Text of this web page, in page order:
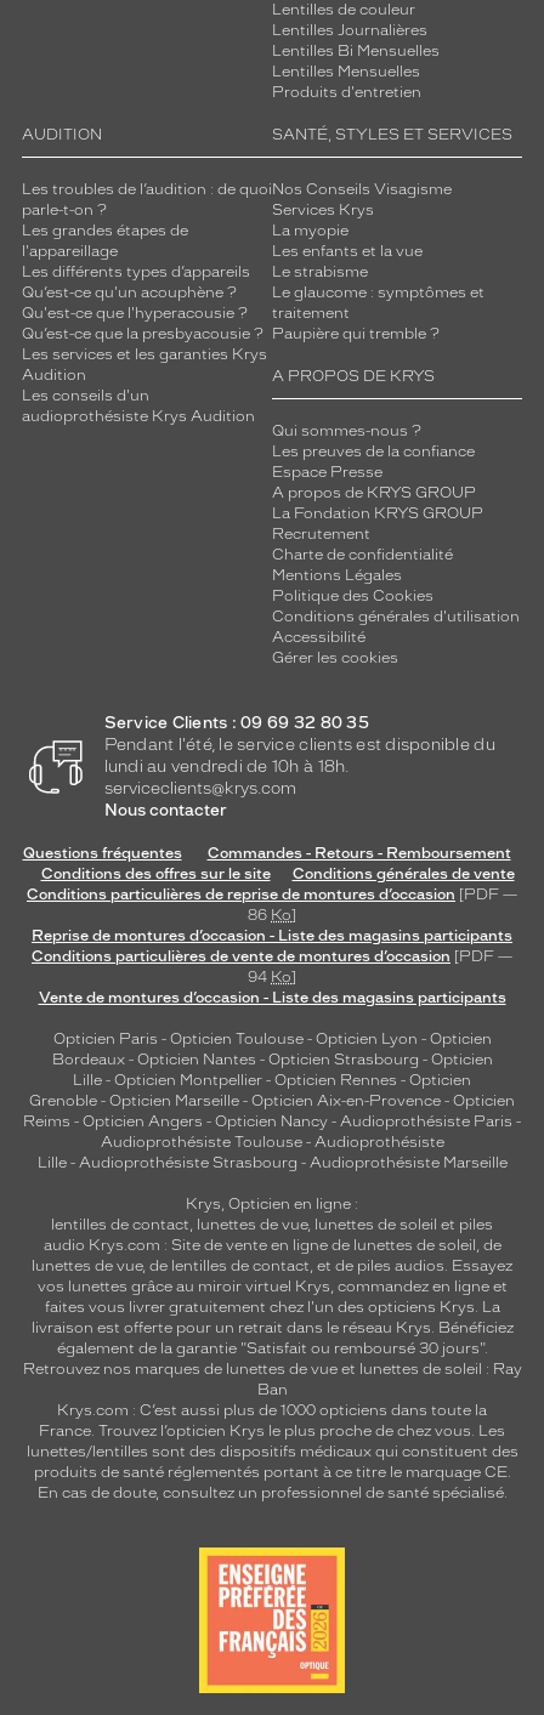
Lentilles de couleur
Lentilles Journalières
Lentilles Bi Mensuelles
Lentilles Mensuelles
Produits d'entretien
AUDITION
Les troubles de l’audition : de quoi
parle-t-on ?
Les grandes étapes de
l'appareillage
Les différents types d’appareils
Qu’est-ce qu'un acouphène ?
Qu'est-ce que l'hyperacousie ?
Qu’est-ce que la presbyacousie ?
Les services et les garanties Krys
Audition
Les conseils d'un
audioprothésiste Krys Audition
SANTÉ, STYLES ET SERVICES
Nos Conseils Visagisme
Services Krys
La myopie
Les enfants et la vue
Le strabisme
Le glaucome : symptômes et
traitement
Paupière qui tremble ?
A PROPOS DE KRYS
Qui sommes-nous ?
Les preuves de la confiance
Espace Presse
A propos de KRYS GROUP
La Fondation KRYS GROUP
Recrutement
Charte de confidentialité
Mentions Légales
Politique des Cookies
Conditions générales d'utilisation
Accessibilité
Gérer les cookies
Service Clients : 09 69 32 80 35
Pendant l'été, le service clients est disponible du
lundi au vendredi de 10h à 18h.
serviceclients@krys.com
Nous contacter
Questions fréquentes
Commandes - Retours - Remboursement
Conditions des offres sur le site
Conditions générales de vente
Conditions particulières de reprise de montures d’occasion [PDF —
86 Ko]
Reprise de montures d’occasion - Liste des magasins participants
Conditions particulières de vente de montures d’occasion [PDF —
94 Ko]
Vente de montures d’occasion - Liste des magasins participants
Opticien Paris - Opticien Toulouse- Opticien Lyon - Opticien
Bordeaux- Opticien Nantes - Opticien Strasbourg - Opticien
Lille - Opticien Montpellier - Opticien Rennes - Opticien
Grenoble - Opticien Marseille - Opticien Aix-en-Provence - Opticien
Reims - Opticien Angers - Opticien Nancy - Audioprothésiste Paris -
Audioprothésiste Toulouse- Audioprothésiste
Lille- Audioprothésiste Strasbourg - Audioprothésiste Marseille
Krys, Opticien en ligne :
lentilles de contact, lunettes de vue, lunettes de soleil et piles
audio Krys.com : Site de vente en ligne de lunettes de soleil, de
lunettes de vue, de lentilles de contact, et de piles audios. Essayez
vos lunettes grâce au miroir virtuel Krys, commandez en ligne et
faites vous livrer gratuitement chez l'un des opticiens Krys. La
livraison est offerte pour un retrait dans le réseau Krys. Bénéficiez
également de la garantie "Satisfait ou remboursé 30 jours".
Retrouvez nos marques de lunettes de vue et lunettes de soleil : Ray
Ban
Krys.com : C’est aussi plus de 1000 opticiens dans toute la
France. Trouvez l’opticien Krys le plus proche de chez vous. Les
lunettes/lentilles sont des dispositifs médicaux qui constituent des
produits de santé réglementés portant à ce titre le marquage CE.
En cas de doute, consultez un professionnel de santé spécialisé.